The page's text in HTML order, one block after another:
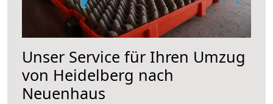
Unser Service für Ihren Umzug
von Heidelberg nach
Neuenhaus